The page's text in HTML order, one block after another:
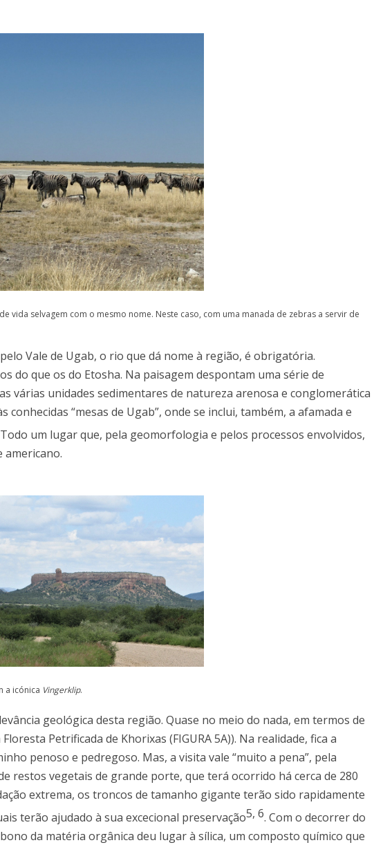
vida selvagem com o mesmo nome. Neste caso, com uma manada de zebras a servir de
Vale de Ugab, o rio que dá nome à região, é obrigatória.
do que os do Etosha. Na paisagem despontam uma série de
várias unidades sedimentares de natureza arenosa e conglomerática
“mesas de Ugab”, onde se inclui, também, a afamada e
um lugar que, pela geomorfologia e pelos processos envolvidos,
a icónica Vingerklip.
geológica desta região. Quase no meio do nada, em termos de
Petrificada de Khorixas (FIGURA 5A)). Na realidade, fica a
penoso e pedregoso. Mas, a visita vale “muito a pena”, pela
restos vegetais de grande porte, que terá ocorrido há cerca de 280
extrema, os troncos de tamanho gigante terão sido rapidamente
terão ajudado à sua excecional preservação5, 6. Com o decorrer do
da matéria orgânica deu lugar à sílica, um composto químico que